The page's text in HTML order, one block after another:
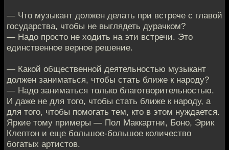
— Что музыкант должен делать при встрече с главой
государства, чтобы не выглядеть дурачком?
— Надо просто не ходить на эти встречи. Это
единственное верное решение.
— Какой общественной деятельностью музыкант
должен заниматься, чтобы стать ближе к народу?
— Надо заниматься только благотворительностью.
И даже не для того, чтобы стать ближе к народу, а
для того, чтобы помогать тем, кто в этом нуждается.
Яркие тому примеры — Пол Маккартни, Боно, Эрик
Клептон и еще большое-большое количество
богатых артистов.